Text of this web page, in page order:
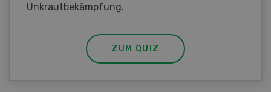
Unkrautbekämpfung.
ZUM QUIZ